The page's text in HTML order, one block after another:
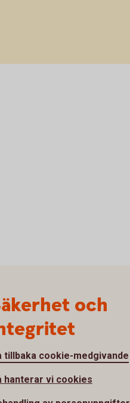
och
tillbaka cookie-medgivande
hanterar vi cookies